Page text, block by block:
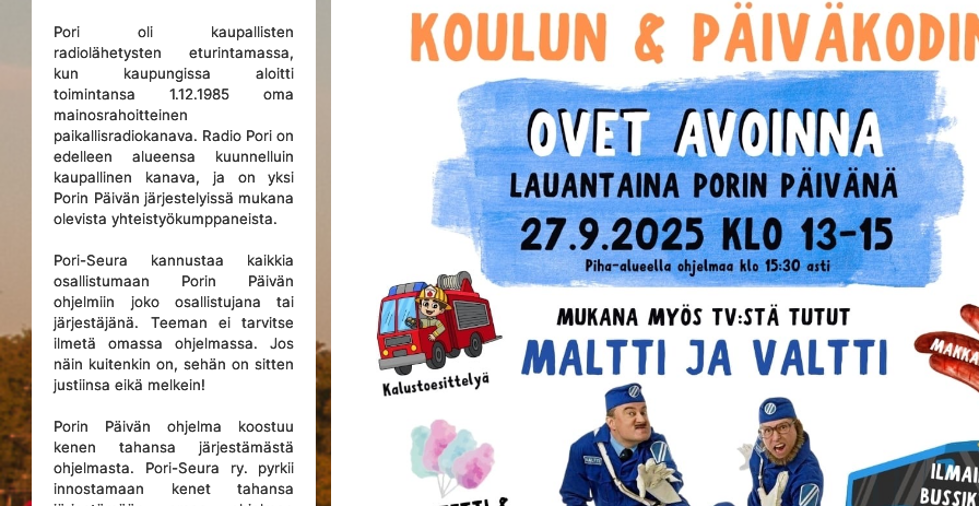
Pori oli kaupallisten
radiolähetysten eturintamassa,
kun kaupungissa aloitti
toimintansa 1.12.1985 oma
mainosrahoitteinen
paikallisradiokanava. Radio Pori on
edelleen alueensa kuunnelluin
kaupallinen kanava, ja on yksi
Porin Päivän järjestelyissä mukana
olevista yhteistyökumppaneista.
Pori-Seura kannustaa kaikkia
osallistumaan Porin Päivän
ohjelmiin joko osallistujana tai
järjestäjänä. Teeman ei tarvitse
ilmetä omassa ohjelmassa. Jos
näin kuitenkin on, sehän on sitten
justiinsa eikä melkein!
Porin Päivän ohjelma koostuu
kenen tahansa järjestämästä
ohjelmasta. Pori-Seura ry. pyrkii
innostamaan kenet tahansa